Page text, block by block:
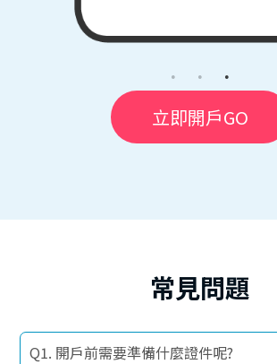
立即開戶GO
常見問題
Q1. 開戶前需要準備什麼證件呢?